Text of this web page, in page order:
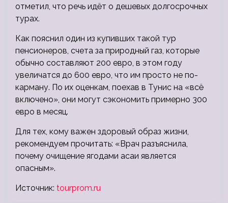
отметил, что речь идёт о дешевых долгосрочных
турах.
Как пояснил один из купивших такой тур
пенсионеров, счета за природный газ, которые
обычно составляют 200 евро, в этом году
увеличатся до 600 евро, что им просто не по-
карману. По их оценкам, поехав в Тунис на «всё
включено», они могут сэкономить примерно 300
евро в месяц.
Для тех, кому важен здоровый образ жизни,
рекомендуем прочитать: «Врач разъяснила,
почему очищение ягодами асаи является
опасным».
Источник: tourprom.ru